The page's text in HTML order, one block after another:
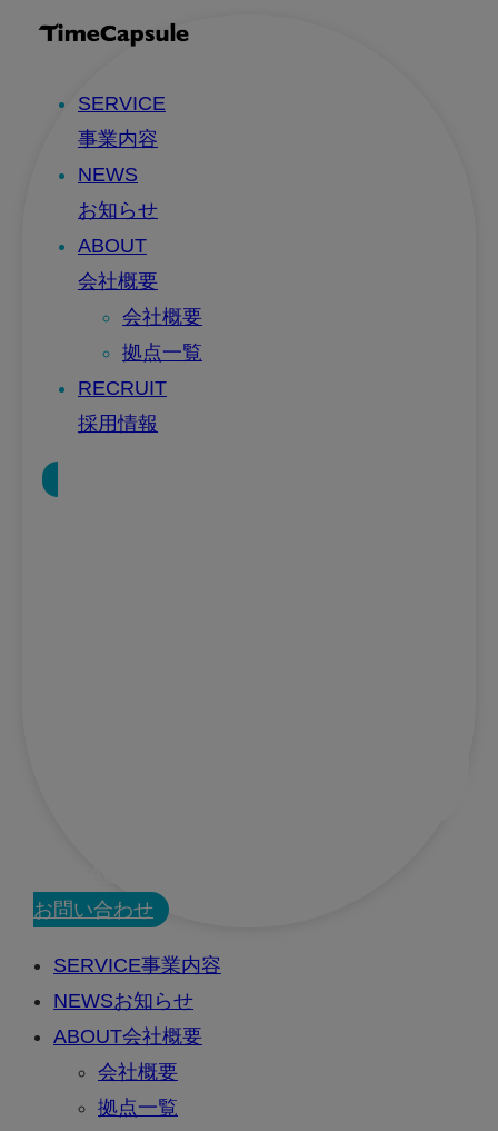
SERVICE
事業内容
NEWS
お知らせ
ABOUT
会社概要
会社概要
拠点一覧
RECRUIT
採用情報
お問い合わせ
SERVICE事業内容
NEWSお知らせ
ABOUT会社概要
会社概要
拠点一覧